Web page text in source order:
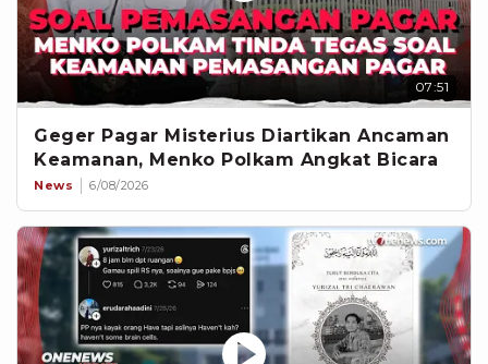
07:51
Geger Pagar Misterius Diartikan Ancaman
Keamanan, Menko Polkam Angkat Bicara
News 6/08/2026